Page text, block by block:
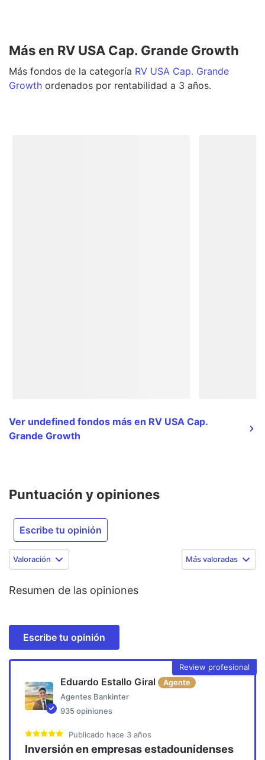
Más en RV USA Cap. Grande Growth
Más fondos de la categoría RV USA Cap. Grande
Growth ordenados por rentabilidad a 3 años.
Ver undefined fondos más en RV USA Cap.
Grande Growth
Puntuación y opiniones
Escribe tu opinión
Valoración Más valoradas
Resumen de las opiniones
Escribe tu opinión
Review profesional
Eduardo Estallo Giral
Agente
Agentes Bankinter
935 opiniones
Publicado hace 3 años
Inversión en empresas estadounidenses